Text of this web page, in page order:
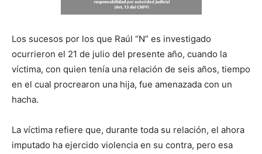
Los sucesos por los que Raúl “N” es investigado
ocurrieron el 21 de julio del presente año, cuando la
víctima, con quien tenía una relación de seis años, tiempo
en el cual procrearon una hija, fue amenazada con un
hacha.
La víctima refiere que, durante toda su relación, el ahora
imputado ha ejercido violencia en su contra, pero esa